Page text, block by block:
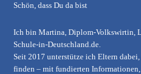
Schön, dass Du da bist
Ich bin Martina, Diplom-Volkswirtin,
Schule-in-Deutschland.de.
Seit 2017 unterstütze ich Eltern
finden – mit fundierten